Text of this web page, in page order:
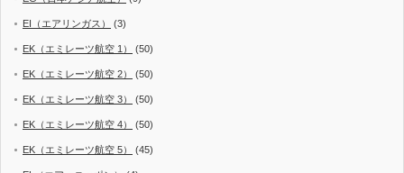
EI（エアリンガス） (3)
EK（エミレーツ航空 1） (50)
EK（エミレーツ航空 2） (50)
EK（エミレーツ航空 3） (50)
EK（エミレーツ航空 4） (50)
EK（エミレーツ航空 5） (45)